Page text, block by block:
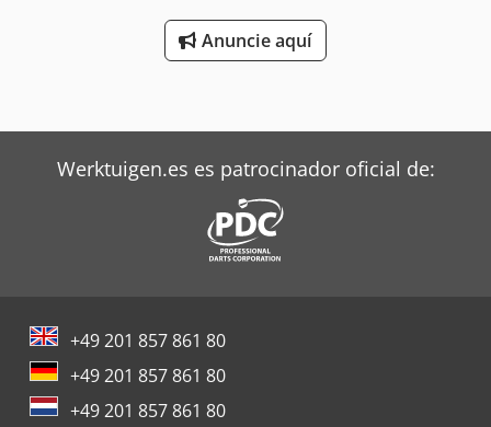
Anuncie aquí
Werktuigen.es es patrocinador oficial de:
+49 201 857 861 80
+49 201 857 861 80
+49 201 857 861 80